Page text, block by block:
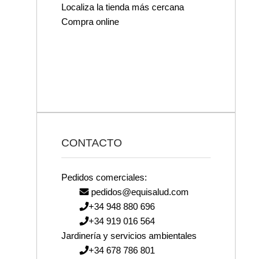
Localiza la tienda más cercana
Compra online
CONTACTO
Pedidos comerciales:
pedidos@equisalud.com
+34 948 880 696
+34 919 016 564
Jardinería y servicios ambientales
+34 678 786 801